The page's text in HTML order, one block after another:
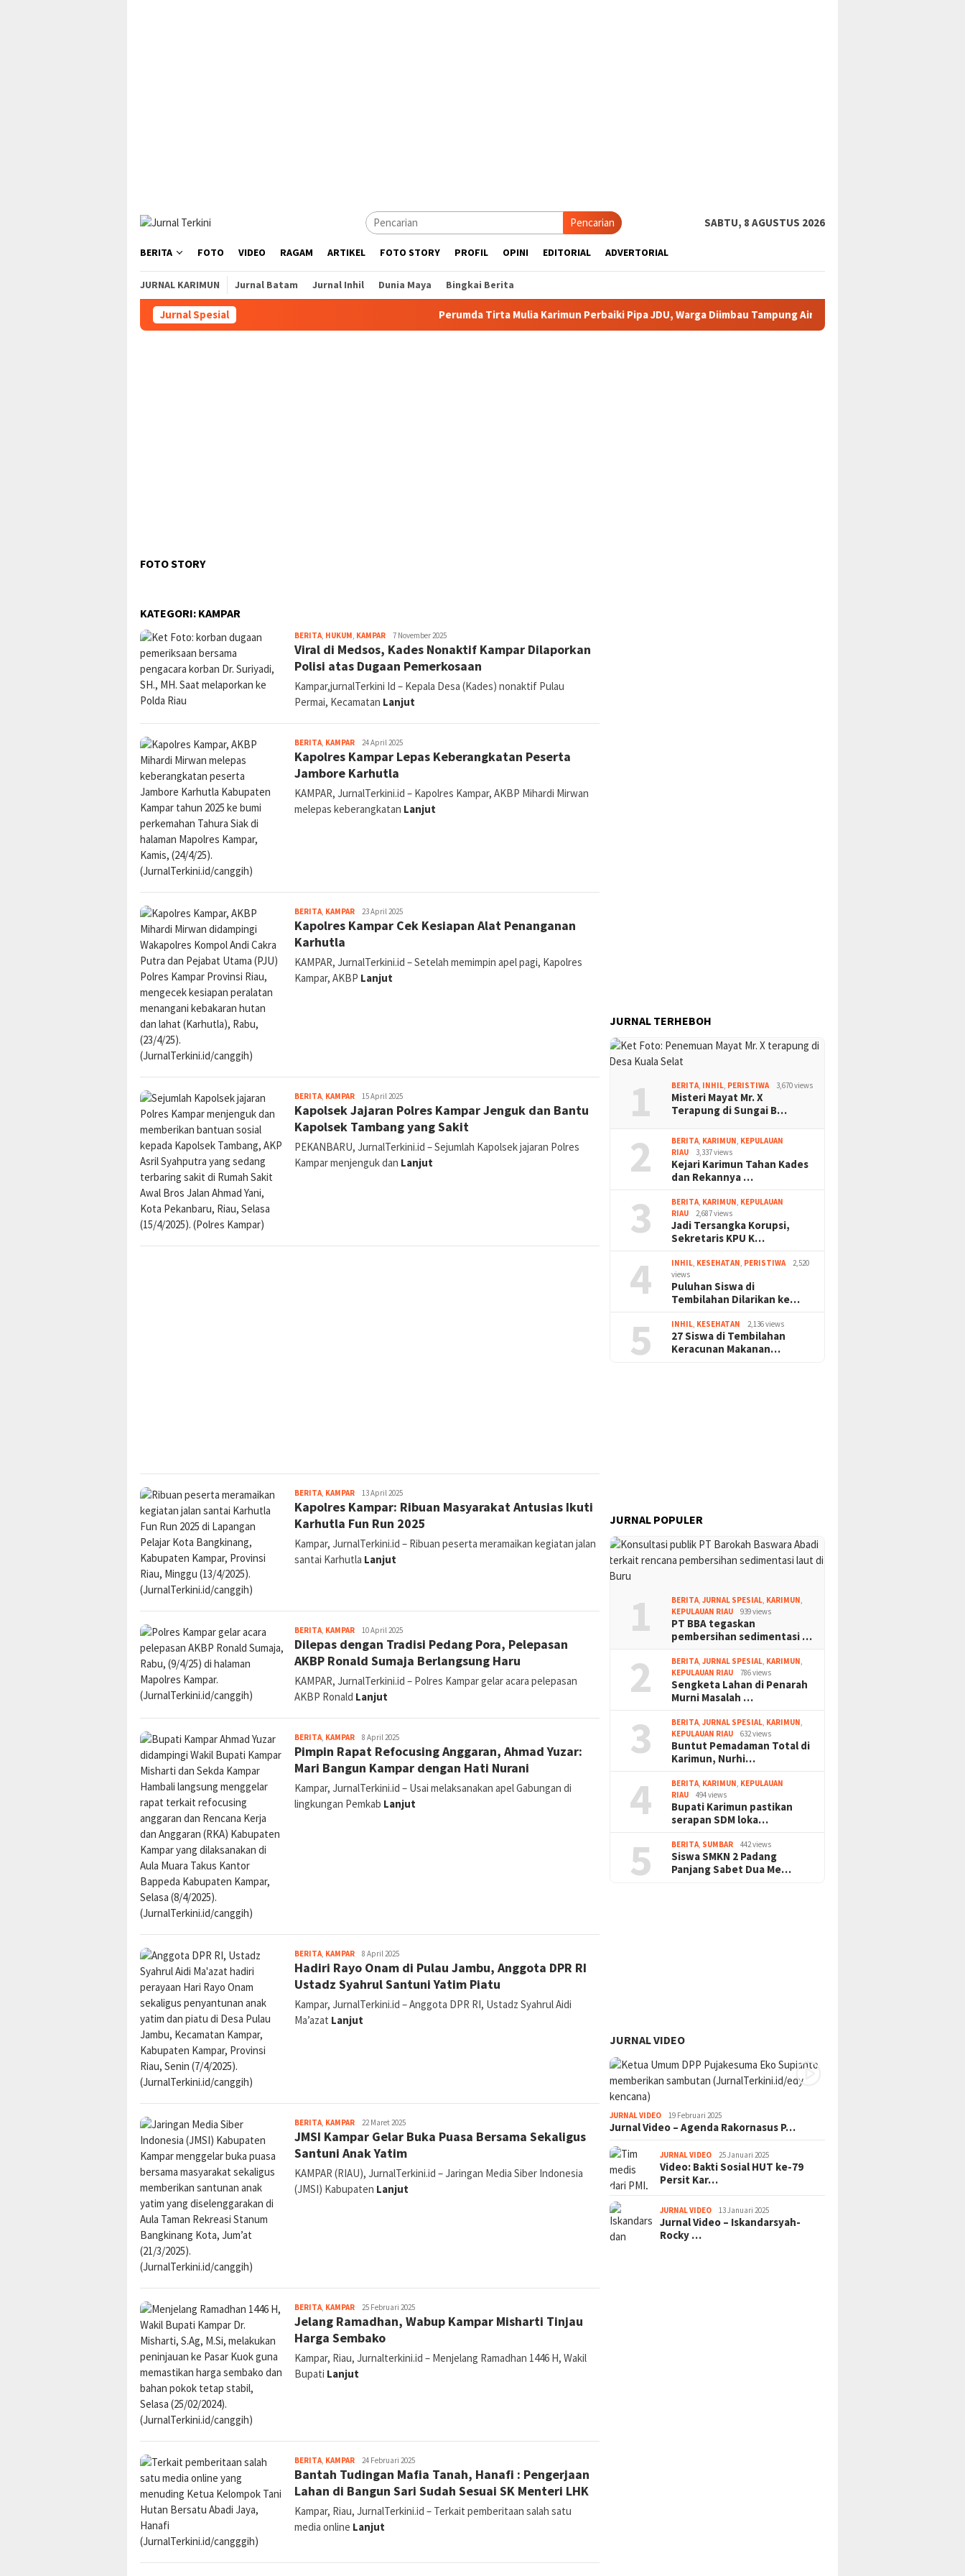
Pencarian SABTU, 8 AGUSTUS 2026
BERITA FOTO VIDEO RAGAM ARTIKEL FOTO STORY PROFIL OPINI EDITORIAL ADVERTORIAL
JURNAL KARIMUN Jurnal Batam Jurnal Inhil Dunia Maya Bingkai Berita
Jurnal Spesial Perumda Tirta Mulia Karimun Perbaiki Pipa JDU, Warga Diimbau Tampung Air Pemkab Karimun minta warga
FOTO STORY
KATEGORI: KAMPAR
BERITA, HUKUM, KAMPARAbdullah
7 November 2025
Viral di Medsos, Kades Nonaktif Kampar Dilaporkan
Polisi atas Dugaan Pemerkosaan
Kampar,jurnalTerkini Id – Kepala Desa (Kades) nonaktif Pulau
Permai, Kecamatan Lanjut
BERITA, KAMPARCanggih
Tri
Gunawan
Hakim
24 April 2025
Kapolres Kampar Lepas Keberangkatan Peserta
Jambore Karhutla
KAMPAR, JurnalTerkini.id – Kapolres Kampar, AKBP Mihardi Mirwan
melepas keberangkatan Lanjut
BERITA, KAMPARjurnal
23 April 2025
Kapolres Kampar Cek Kesiapan Alat Penanganan
Karhutla
KAMPAR, JurnalTerkini.id – Setelah memimpin apel pagi, Kapolres
Kampar, AKBP Lanjut
BERITA, KAMPARCanggih
Tri
Gunawan
Hakim
15 April 2025
Kapolsek Jajaran Polres Kampar Jenguk dan Bantu
Kapolsek Tambang yang Sakit
PEKANBARU, JurnalTerkini.id – Sejumlah Kapolsek jajaran Polres
Kampar menjenguk dan Lanjut
BERITA, KAMPARCanggih
Tri
Gunawan
Hakim
13 April 2025
Kapolres Kampar: Ribuan Masyarakat Antusias Ikuti
Karhutla Fun Run 2025
Kampar, JurnalTerkini.id – Ribuan peserta meramaikan kegiatan jalan
santai Karhutla Lanjut
BERITA, KAMPARCanggih
Tri
Gunawan
Hakim
10 April 2025
Dilepas dengan Tradisi Pedang Pora, Pelepasan
AKBP Ronald Sumaja Berlangsung Haru
KAMPAR, JurnalTerkini.id – Polres Kampar gelar acara pelepasan
AKBP Ronald Lanjut
BERITA, KAMPARCanggih
Tri
Gunawan
Hakim
8 April 2025
Pimpin Rapat Refocusing Anggaran, Ahmad Yuzar:
Mari Bangun Kampar dengan Hati Nurani
Kampar, JurnalTerkini.id – Usai melaksanakan apel Gabungan di
lingkungan Pemkab Lanjut
BERITA, KAMPARCanggih
Tri
Hakim
8 April 2025
Hadiri Rayo Onam di Pulau Jambu, Anggota DPR RI
Ustadz Syahrul Santuni Yatim Piatu
Kampar, JurnalTerkini.id – Anggota DPR RI, Ustadz Syahrul Aidi
Ma’azat Lanjut
BERITA, KAMPARCanggih
Tri
Hakim
22 Maret 2025
JMSI Kampar Gelar Buka Puasa Bersama Sekaligus
Santuni Anak Yatim
KAMPAR (RIAU), JurnalTerkini.id – Jaringan Media Siber Indonesia
(JMSI) Kabupaten Lanjut
BERITA, KAMPARjurnal
25 Februari 2025
Jelang Ramadhan, Wabup Kampar Misharti Tinjau
Harga Sembako
Kampar, Riau, Jurnalterkini.id – Menjelang Ramadhan 1446 H, Wakil
Bupati Lanjut
BERITA, KAMPARCanggih
Tri
Gunawan
Hakim
24 Februari 2025
Bantah Tudingan Mafia Tanah, Hanafi : Pengerjaan
Lahan di Bangun Sari Sudah Sesuai SK Menteri LHK
Kampar, Riau, JurnalTerkini.id – Terkait pemberitaan salah satu
media online Lanjut
JURNAL TERHEBOH
1 BERITA, INHIL, PERISTIWA 3,670 views
Misteri Mayat Mr. X
Terapung di Sungai B…
2 BERITA, KARIMUN, KEPULAUAN
RIAU
3,337 views
Kejari Karimun Tahan Kades
dan Rekannya …
3 BERITA, KARIMUN, KEPULAUAN
RIAU
2,687 views
Jadi Tersangka Korupsi,
Sekretaris KPU K…
4 INHIL, KESEHATAN, PERISTIWA
2,520
views
Puluhan Siswa di
Tembilahan Dilarikan ke…
5 INHIL, KESEHATAN 2,136 views
27 Siswa di Tembilahan
Keracunan Makanan…
JURNAL POPULER
1 BERITA,JURNAL SPESIAL, KARIMUN,
KEPULAUAN RIAU
939 views
PT BBA tegaskan
pembersihan sedimentasi …
2 BERITA,JURNAL SPESIAL, KARIMUN,
KEPULAUAN RIAU
786 views
Sengketa Lahan di Penarah
Murni Masalah …
3 BERITA,JURNAL SPESIAL, KARIMUN,
KEPULAUAN RIAU
632 views
Buntut Pemadaman Total di
Karimun, Nurhi…
4 BERITA, KARIMUN, KEPULAUAN
RIAU
494 views
Bupati Karimun pastikan
serapan SDM loka…
5 BERITA, SUMBAR 442 views
Siswa SMKN 2 Padang
Panjang Sabet Dua Me…
JURNAL VIDEO
JURNAL VIDEO 19 Februari 2025
Jurnal Video – Agenda Rakornasus P…
JURNAL VIDEO 25 Januari 2025
Video: Bakti Sosial HUT ke-79
Persit Kar…
JURNAL VIDEO 13 Januari 2025
Jurnal Video – Iskandarsyah-
Rocky …